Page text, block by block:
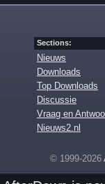
Sections:
Nieuws
Downloads
Top Downloads
Discussie
Vraag en
Nieuws2.nl
© 1999-2026